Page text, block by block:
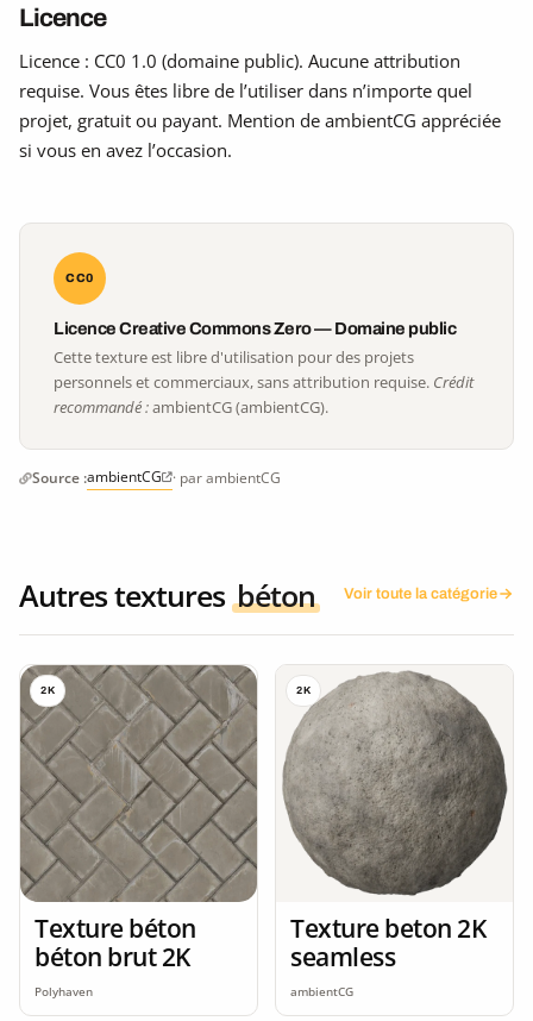
Licence
Licence : CC0 1.0 (domaine public). Aucune attribution
requise. Vous êtes libre de l’utiliser dans n’importe quel
projet, gratuit ou payant. Mention de ambientCG appréciée
si vous en avez l’occasion.
CC0
Licence Creative Commons Zero — Domaine public
Cette texture est libre d'utilisation pour des projets
personnels et commerciaux, sans attribution requise. Crédit
recommandé :ambientCG (ambientCG).
Source :ambientCG · par ambientCG
Autres textures béton Voir toute la catégorie
2K
Texture béton
béton brut 2K
Polyhaven
2K
Texture beton 2K
seamless
ambientCG